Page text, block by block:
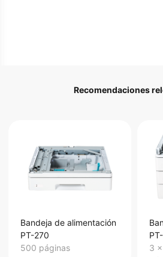
Recomendaciones
Bandeja de alimentación​
PT-270
500 páginas
3